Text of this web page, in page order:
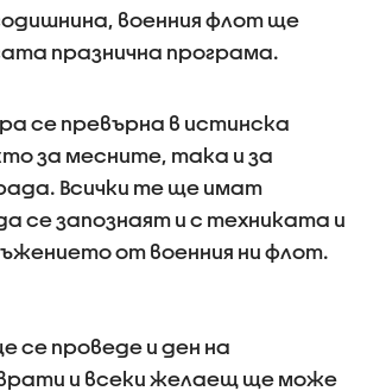
военния флот ще
празнична програма.
се превърна в истинска
за месните, така и за
Всички те ще имат
се запознаят и с техниката и
от военния ни флот.
се проведе и ден на
и всеки желаещ ще може